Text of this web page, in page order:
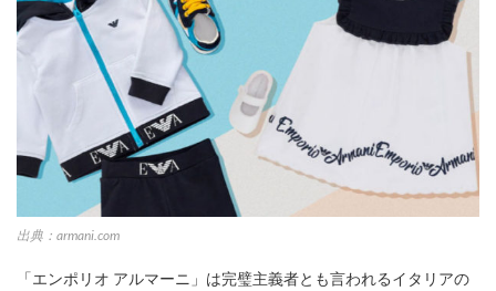
出典：armani.com
「エンポリオ アルマーニ」は完璧主義者とも言われるイタリアの